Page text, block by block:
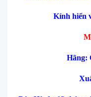
Kính hiển
Hãng: